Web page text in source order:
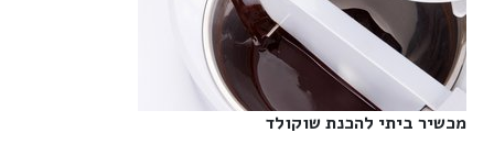
מכשיר ביתי להכנת שוקולד‎